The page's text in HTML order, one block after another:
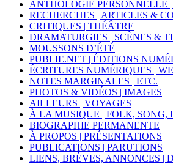
ANTHOLOGIE PERSONNELLE |
RECHERCHES | ARTICLES &
CRITIQUES | THÉÂTRE
DRAMATURGIES | SCÈNES &
MOUSSONS D’ÉTÉ
PUBLIE.NET | ÉDITIONS
ÉCRITURES NUMÉRIQUES |
NOTES MARGINALES | ETC.
PHOTOS & VIDÉOS | IMAGES
AILLEURS | VOYAGES
À LA MUSIQUE | FOLK, SONG,
BIOGRAPHIE PERMANENTE
À PROPOS | PRÉSENTATIONS
PUBLICATIONS | PARUTIONS
LIENS, BRÈVES, ANNONCES |